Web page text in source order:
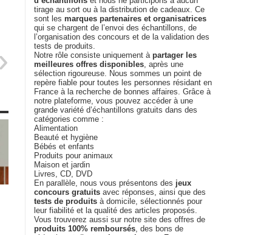
tirage au sort ou à la distribution de cadeaux. Ce
sont les marques partenaires et organisatrices
qui se chargent de l’envoi des échantillons, de
l’organisation des concours et de la validation des
tests de produits.
Notre rôle consiste uniquement à partager les
meilleures offres disponibles, après une
sélection rigoureuse. Nous sommes un point de
repère fiable pour toutes les personnes résidant en
France à la recherche de bonnes affaires. Grâce à
notre plateforme, vous pouvez accéder à une
grande variété d’échantillons gratuits dans des
catégories comme :
Alimentation
Beauté et hygiène
Bébés et enfants
Produits pour animaux
Maison et jardin
Livres, CD, DVD
En parallèle, nous vous présentons des jeux
concours gratuits avec réponses, ainsi que des
tests de produits à domicile, sélectionnés pour
leur fiabilité et la qualité des articles proposés.
Vous trouverez aussi sur notre site des offres de
produits 100% remboursés, des bons de